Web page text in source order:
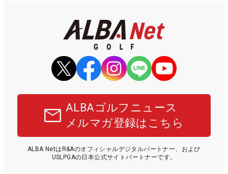
ALBAゴルフニュース
メルマガ登録はこちら
ALBA NetはR&Aのオフィシャルデジタルパートナー、および
USLPGAの日本公式サイトパートナーです。